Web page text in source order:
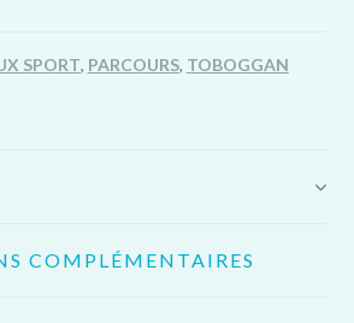
SPORT, PARCOURS, TOBOGGAN
COMPLÉMENTAIRES